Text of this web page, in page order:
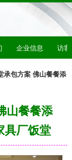
企业信息 访客
承包方案 佛山餐餐添
山餐餐添
具厂饭堂